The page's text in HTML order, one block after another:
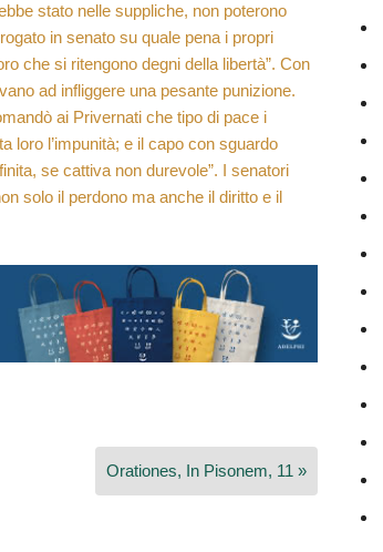
stato nelle suppliche, non poterono
in senato su quale pena i propri
che si ritengono degni della libertà”. Con
ad infliggere una pesante punizione.
ai Privernati che tipo di pace i
loro l’impunità; e il capo con sguardo
se cattiva non durevole”. I senatori
solo il perdono ma anche il diritto e il
Orationes, In Pisonem, 11 »